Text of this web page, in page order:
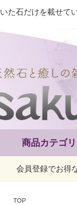
た石だけを載せてい
商品カテゴリ
会員登録でお得
TOP